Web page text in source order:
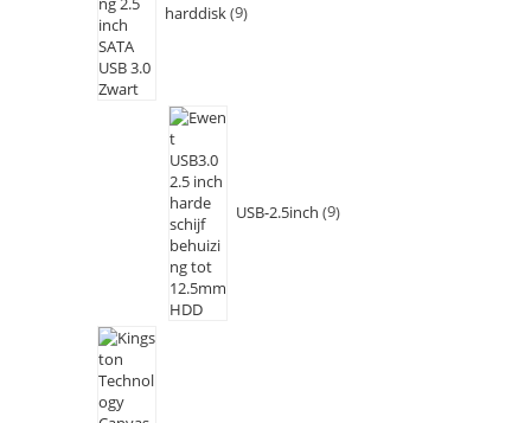
harddisk 9
USB-2.5inch 9